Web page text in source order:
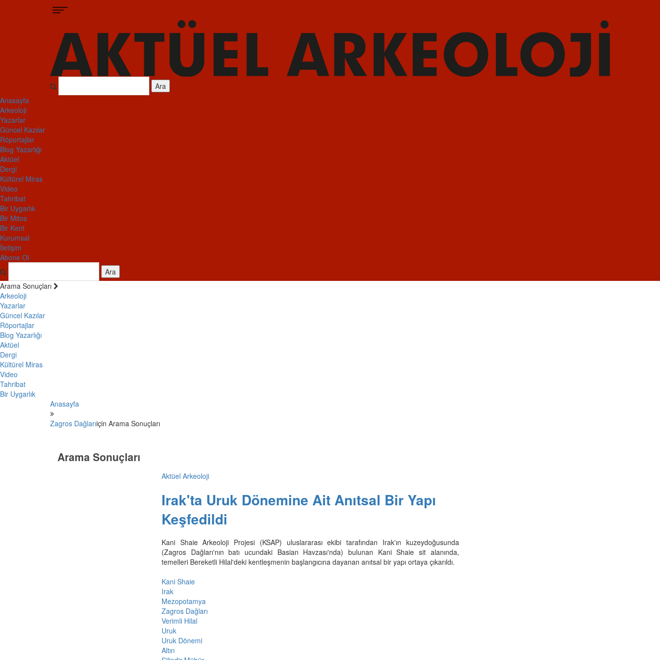
Ara
Anasayfa
Arkeoloji
Yazarlar
Güncel Kazılar
Röportajlar
Blog Yazarlığı
Aktüel
Dergi
Kültürel Miras
Video
Tahribat
Bir Uygarlık
Bir Mitos
Bir Kent
Kurumsal
İletişim
Abone Ol
Ara
Arama Sonuçları
Arkeoloji
Yazarlar
Güncel Kazılar
Röportajlar
Blog Yazarlığı
Aktüel
Dergi
Kültürel Miras
Video
Tahribat
Bir Uygarlık
Anasayfa
Zagros Dağlarıiçin Arama Sonuçları
Arama Sonuçları
Aktüel Arkeoloji
Irak'ta Uruk Dönemine Ait Anıtsal Bir Yapı
Keşfedildi
Kani Shaie Arkeoloji Projesi (KSAP) uluslararası ekibi tarafından Irak'ın kuzeydoğusunda
(Zagros Dağları'nın batı ucundaki Basian Havzası'nda) bulunan Kani Shaie sit alanında,
temelleri Bereketli Hilal'deki kentleşmenin başlangıcına dayanan anıtsal bir yapı ortaya çıkarıldı.
Kani Shaie
Irak
Mezopotamya
Zagros Dağları
Verimli Hilal
Uruk
Uruk Dönemi
Altın